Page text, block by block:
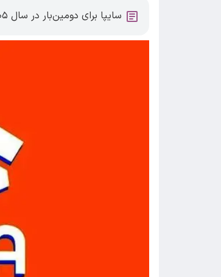
سایپا برای دومین‌بار در سال ۱۴۰۵ اقدام به عرضه خودرو در قالب طرح فروش مشارکت در تولید می‌کند